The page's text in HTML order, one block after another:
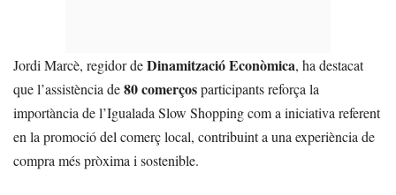
Jordi Marcè, regidor deDinamització Econòmica, ha destacat
que l’assistència de80 comerçosparticipants reforça la
importància de l’Igualada Slow Shopping com a iniciativa referent
en la promoció del comerç local, contribuint a una experiència de
compra més pròxima i sostenible.